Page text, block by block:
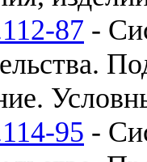
87 -
95 -